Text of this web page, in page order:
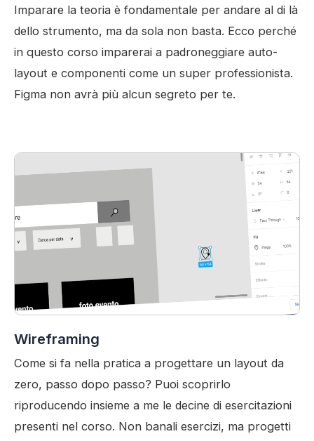
Imparare la teoria è fondamentale per andare al di là
dello strumento, ma da sola non basta. Ecco perché
in questo corso imparerai a padroneggiare auto-
layout e componenti come un super professionista.
Figma non avrà più alcun segreto per te.
Wireframing
Come si fa nella pratica a progettare un layout da
zero, passo dopo passo? Puoi scoprirlo
riproducendo insieme a me le decine di esercitazioni
presenti nel corso. Non banali esercizi, ma progetti